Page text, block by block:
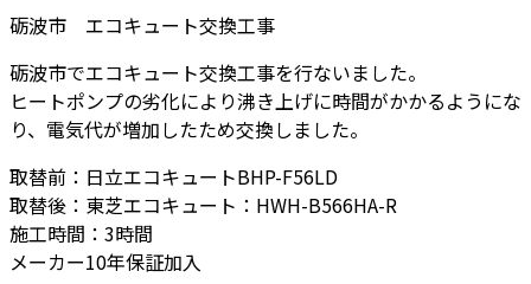
砺波市 エコキュート交換工事
砺波市でエコキュート交換工事を行ないました。
ヒートポンプの劣化により沸き上げに時間がかかるようにな
り、電気代が増加したため交換しました。
取替前：日立エコキュートBHP-F56LD
取替後：東芝エコキュート：HWH-B566HA-R
施工時間：3時間
メーカー10年保証加入